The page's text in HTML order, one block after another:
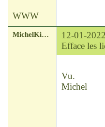
WWW
MichelKirsch 12-01-
Efface les
Vu.
Michel